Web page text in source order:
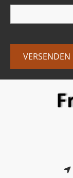
